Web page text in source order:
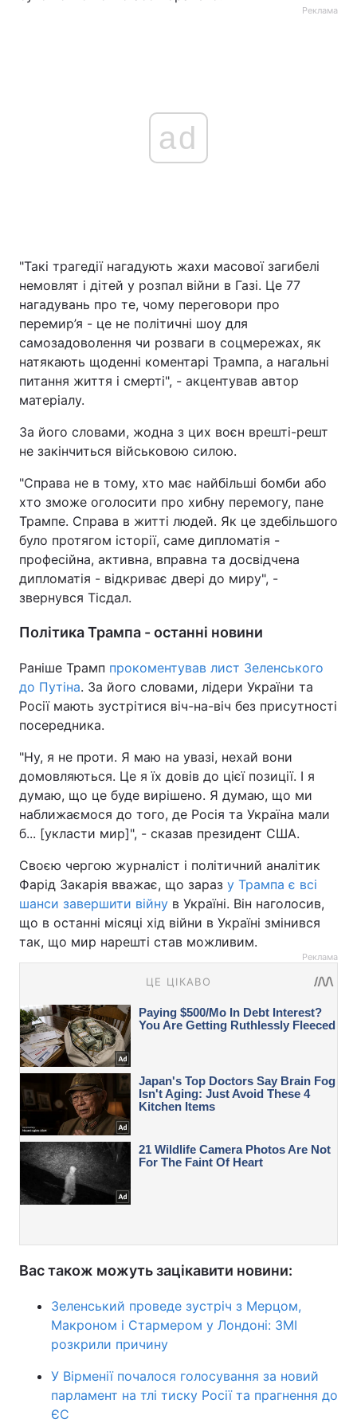
Реклама
ad
"Такі трагедії нагадують жахи масової загибелі
немовлят і дітей у розпал війни в Газі. Це 77
нагадувань про те, чому переговори про
перемир’я - це не політичні шоу для
самозадоволення чи розваги в соцмережах, як
натякають щоденні коментарі Трампа, а нагальні
питання життя і смерті", - акцентував автор
матеріалу.
За його словами, жодна з цих воєн врешті-решт
не закінчиться військовою силою.
"Справа не в тому, хто має найбільші бомби або
хто зможе оголосити про хибну перемогу, пане
Трампе. Справа в житті людей. Як це здебільшого
було протягом історії, саме дипломатія -
професійна, активна, вправна та досвідчена
дипломатія - відкриває двері до миру", -
звернувся Тісдал.
Політика Трампа - останні новини
Раніше Трамп прокоментував лист Зеленського
до Путіна. За його словами, лідери України та
Росії мають зустрітися віч-на-віч без присутності
посередника.
"Ну, я не проти. Я маю на увазі, нехай вони
домовляються. Це я їх довів до цієї позиції. І я
думаю, що це буде вирішено. Я думаю, що ми
наближаємося до того, де Росія та Україна мали
б... [укласти мир]", - сказав президент США.
Своєю чергою журналіст і політичний аналітик
Фарід Закарія вважає, що зараз у Трампа є всі
шанси завершити війну в Україні. Він наголосив,
що в останні місяці хід війни в Україні змінився
так, що мир нарешті став можливим.
Реклама
Вас також можуть зацікавити новини:
Зеленський проведе зустріч з Мерцом,
Макроном і Стармером у Лондоні: ЗМІ
розкрили причину
У Вірменії почалося голосування за новий
парламент на тлі тиску Росії та прагнення до
ЄС